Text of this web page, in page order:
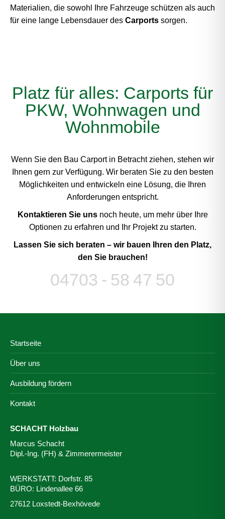
Materialien, die sowohl Ihre Fahrzeuge schützen als auch
für eine lange Lebensdauer des Carports sorgen.
Platz für alles: Carports für
PKW, Wohnwagen und
Wohnmobile
Wenn Sie den Bau Carport in Betracht ziehen, stehen wir
Ihnen gern zur Verfügung. Wir beraten Sie zu den besten
Möglichkeiten und entwickeln eine Lösung, die Ihren
Anforderungen entspricht.
Kontaktieren Sie unsnoch heute, um mehr über Ihre
Optionen zu erfahren und Ihr Projekt zu starten.
Lassen Sie sich beraten – wir bauen Ihren den Platz,
den Sie brauchen!
04703 - 58 47 50
Startseite
Über uns
Ausbildung fördern
Kontakt
SCHACHT Holzbau
Marcus Schacht
Dipl.-Ing. (FH) & Zimmerermeister
WERKSTATT: Dorfstr. 85
BÜRO: Lindenallee 66
27612 Loxstedt-Bexhövede